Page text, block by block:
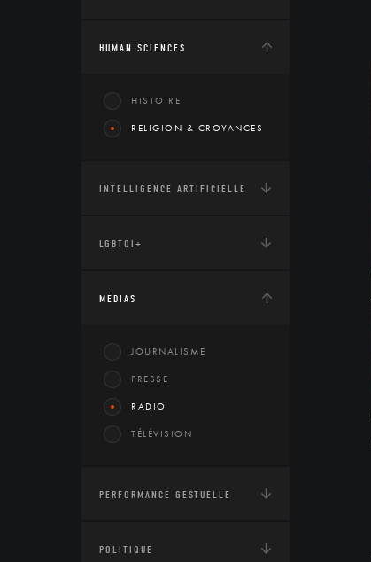
HUMAN SCIENCES
HISTOIRE
RELIGION & CROYANCES
INTELLIGENCE ARTIFICIELLE
LGBTQI+
MÉDIAS
JOURNALISME
PRESSE
RADIO
TÉLÉVISION
PERFORMANCE GESTUELLE
POLITIQUE